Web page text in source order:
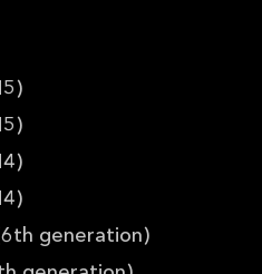
generation)